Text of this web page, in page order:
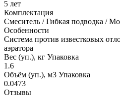
5 лет
Комплектация
Смеситель / Гибкая подводка /
Особенности
Система против известковых
аэратора
Вес (уп.), кг Упаковка
1.6
Объём (уп.), м3 Упаковка
0.0473
Отзывы